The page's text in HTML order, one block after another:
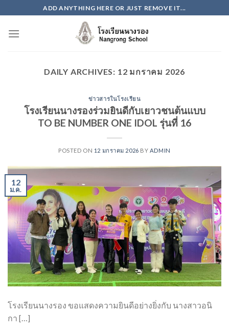
to
content
ADD ANYTHING HERE OR JUST REMOVE IT...
DAILY ARCHIVES: 12 มกราคม 2026
ข่าวสารในโรงเรียน
โรงเรียนนางรองร่วมยินดีกับเยาวชนต้นแบบ
TO BE NUMBER ONE IDOL รุ่นที่ 16
POSTED ON 12 มกราคม 2026 BY ADMIN
12
ม.ค.
โรงเรียนนางรอง ขอแสดงความยินดีอย่างยิ่งกับ นางสาวอนิ
กา […]